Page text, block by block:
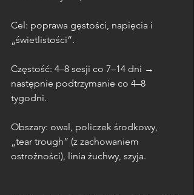
Cel: poprawa gęstości, napięcia i
„świetlistości”.
Częstość: 4–8 sesji co 7–14 dni →
następnie podtrzymanie co 4–8
tygodni.
Obszary: owal, policzek środkowy,
„tear trough” (z zachowaniem
ostrożności), linia żuchwy, szyja.